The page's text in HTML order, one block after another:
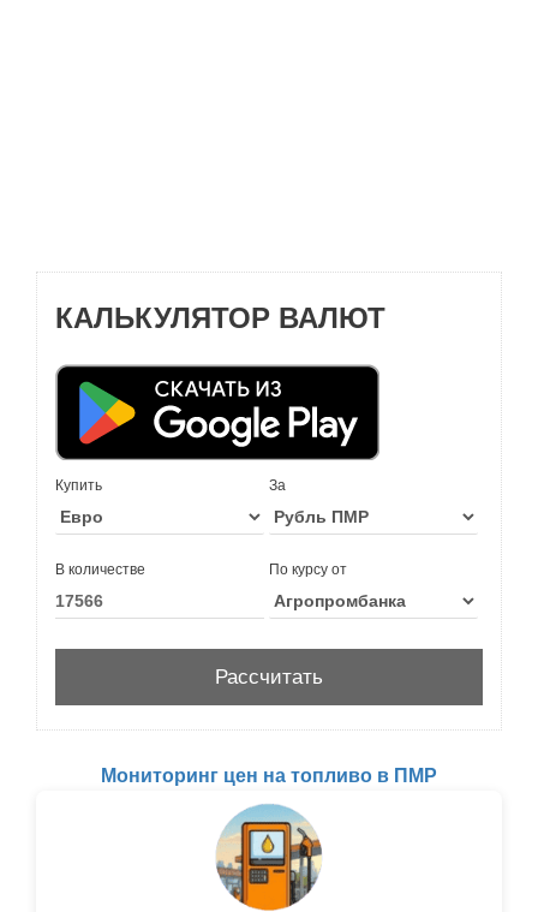
КАЛЬКУЛЯТОР ВАЛЮТ
Купить За
В количестве По курсу от
Мониторинг цен на топливо в ПМР